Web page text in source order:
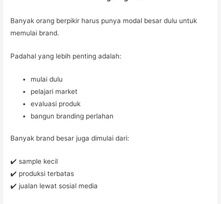
Banyak orang berpikir harus punya modal besar dulu untuk
memulai brand.
Padahal yang lebih penting adalah:
mulai dulu
pelajari market
evaluasi produk
bangun branding perlahan
Banyak brand besar juga dimulai dari:
✔️ sample kecil
✔️ produksi terbatas
✔️ jualan lewat sosial media